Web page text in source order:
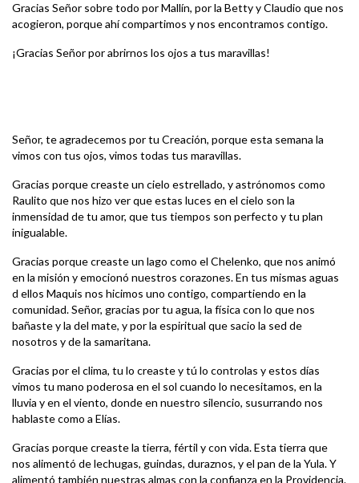
Gracias Señor sobre todo por Mallín, por la Betty y Claudio que nos
acogieron, porque ahí compartimos y nos encontramos contigo.
¡Gracias Señor por abrirnos los ojos a tus maravillas!
Señor, te agradecemos por tu Creación, porque esta semana la
vimos con tus ojos, vimos todas tus maravillas.
Gracias porque creaste un cielo estrellado, y astrónomos como
Raulito que nos hizo ver que estas luces en el cielo son la
inmensidad de tu amor, que tus tiempos son perfecto y tu plan
inigualable.
Gracias porque creaste un lago como el Chelenko, que nos animó
en la misión y emocionó nuestros corazones. En tus mismas aguas
d ellos Maquis nos hicimos uno contigo, compartiendo en la
comunidad. Señor, gracias por tu agua, la física con lo que nos
bañaste y la del mate, y por la espiritual que sacio la sed de
nosotros y de la samaritana.
Gracias por el clima, tu lo creaste y tú lo controlas y estos días
vimos tu mano poderosa en el sol cuando lo necesitamos, en la
lluvia y en el viento, donde en nuestro silencio, susurrando nos
hablaste como a Elías.
Gracias porque creaste la tierra, fértil y con vida. Esta tierra que
nos alimentó de lechugas, guindas, duraznos, y el pan de la Yula. Y
alimentó también nuestras almas con la confianza en la Providencia.